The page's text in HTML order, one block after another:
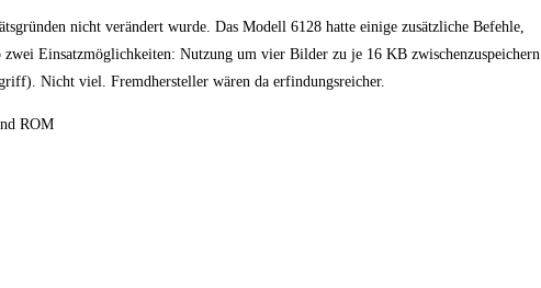
nicht verändert wurde. Das Modell 6128 hatte einige zusätzliche Befehle,
Einsatzmöglichkeiten: Nutzung um vier Bilder zu je 16 KB zwischenzuspeichern
Nicht viel. Fremdhersteller wären da erfindungsreicher.